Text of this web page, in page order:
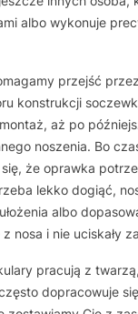
albo wykonuje
przejść
konstrukcji
aż po
noszenia. Bo
że oprawka
lekko dogiąć,
albo
nosa i nie uciskały
pracują z
dopracowuje